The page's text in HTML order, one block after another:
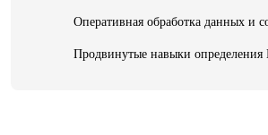
Оперативная обработка данных и
Продвинутые навыки определения